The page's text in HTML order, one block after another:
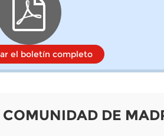
el boletín completo
COMUNIDAD DE